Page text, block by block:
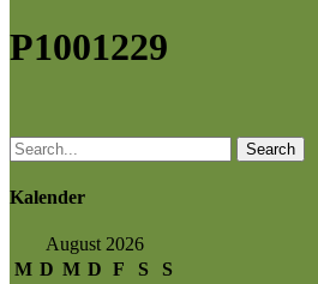
P1001229
Search
Kalender
August 2026
M D M D F S
S